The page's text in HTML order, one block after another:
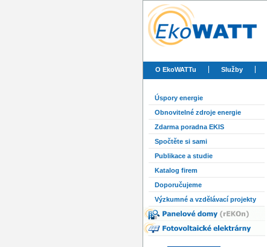
O EkoWATTu Služby
Úspory energie
Obnovitelné zdroje energie
Zdarma poradna EKIS
Spočtěte si sami
Publikace a studie
Katalog firem
Doporučujeme
Výzkumné a vzdělávací projekty